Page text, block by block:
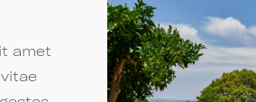
amet